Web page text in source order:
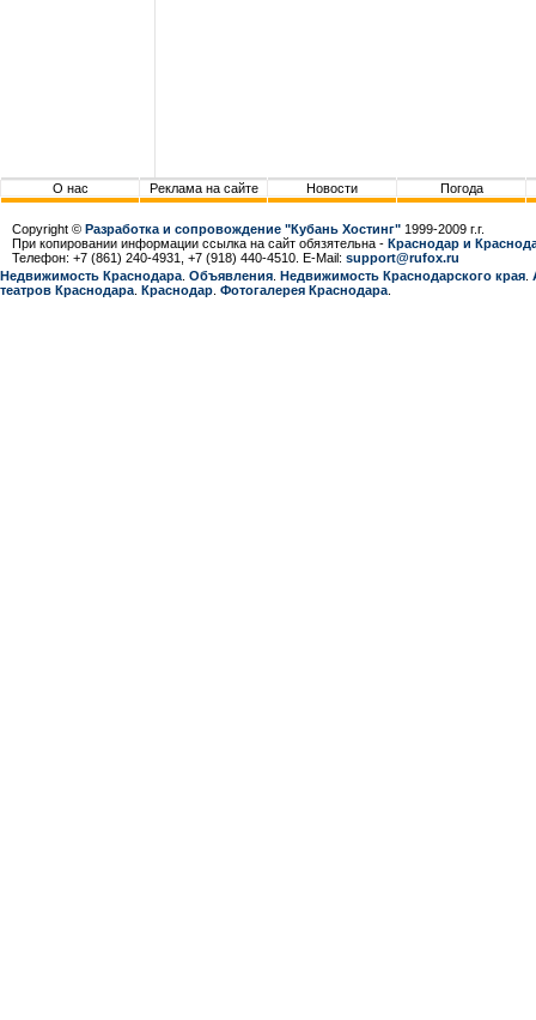
О нас Реклама на сайте Новости Погода
Copyright © Разработка и сопровождение "Кубань Хостинг" 1999-2009 г.г.
При копировании информации ссылка на сайт обязятельна - Краснодар и
Телефон: +7 (861) 240-4931, +7 (918) 440-4510. E-Mail: support@rufox.ru
Недвижимость Краснодара Объявления Недвижимость Краснодарcкого края
театров Краснодара Краснодар Фотогалерея Краснодара